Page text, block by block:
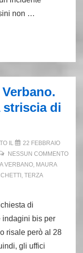
non …
striscia di
IL
22 FEBBRAIO
NESSUN COMMENTO
VERBANO, MAURA
, TERZA
di
indagini bis per
risale però al 28
gli uffici